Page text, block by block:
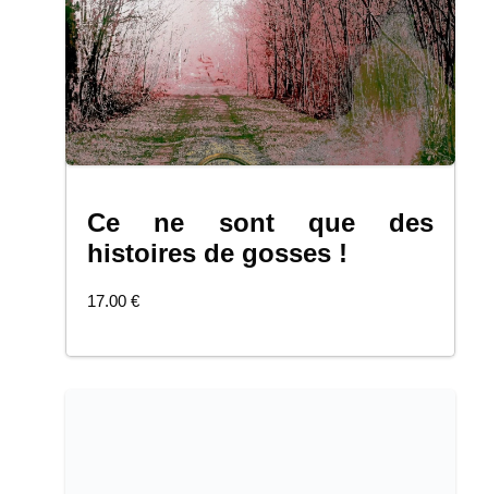
COMMANDER
Ce ne sont que des
histoires de gosses !
17.00 €